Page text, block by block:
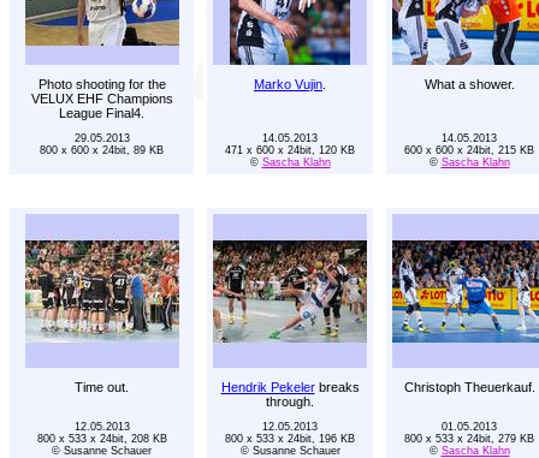
Photo shooting for the
VELUX EHF Champions
League Final4.
Marko Vujin What a shower.
29.05.2013
800 x 600 x 24bit, 89 KB
14.05.2013
471 x 600 x 24bit, 120 KB
© Sascha Klahn
14.05.2013
600 x 600 x 24bit, 215 KB
© Sascha Klahn
Time out. Hendrik Pekelerbreaks
through.
Christoph Theuerkauf.
12.05.2013
800 x 533 x 24bit, 208 KB
© Susanne Schauer
12.05.2013
800 x 533 x 24bit, 196 KB
© Susanne Schauer
01.05.2013
800 x 533 x 24bit, 279 KB
© Sascha Klahn